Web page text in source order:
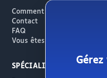
Comment ça marche
Contact
FAQ
Vous êtes opticien ?
SPÉCIALITÉS
Gérez